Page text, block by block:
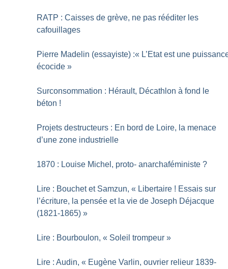
RATP : Caisses de grève, ne pas rééditer les
cafouillages
Pierre Madelin (essayiste) :« L’Etat est une
écocide »
Surconsommation : Hérault, Décathlon à fond le
béton !
Projets destructeurs : En bord de Loire, la menace
d’une zone industrielle
1870 : Louise Michel, proto- anarchaféministe ?
Lire : Bouchet et Samzun, « Libertaire ! Essais sur
l’écriture, la pensée et la vie de Joseph Déjacque
(1821-1865) »
Lire : Bourboulon, « Soleil trompeur »
Lire : Audin, « Eugène Varlin, ouvrier relieur 1839-